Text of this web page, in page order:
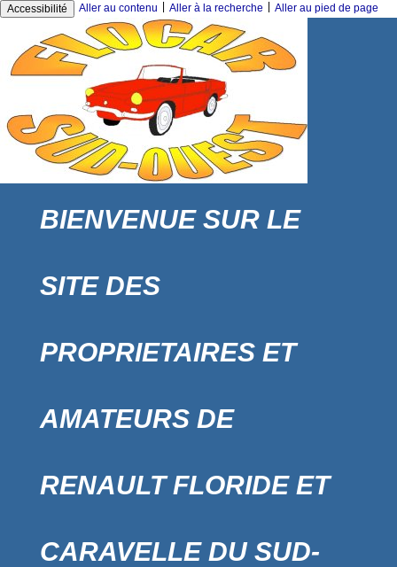
Accessibilité Aller au contenu Aller à la recherche Aller au pied de page
BIENVENUE SUR LE
SITE DES
PROPRIETAIRES ET
AMATEURS DE
RENAULT FLORIDE ET
CARAVELLE DU SUD-